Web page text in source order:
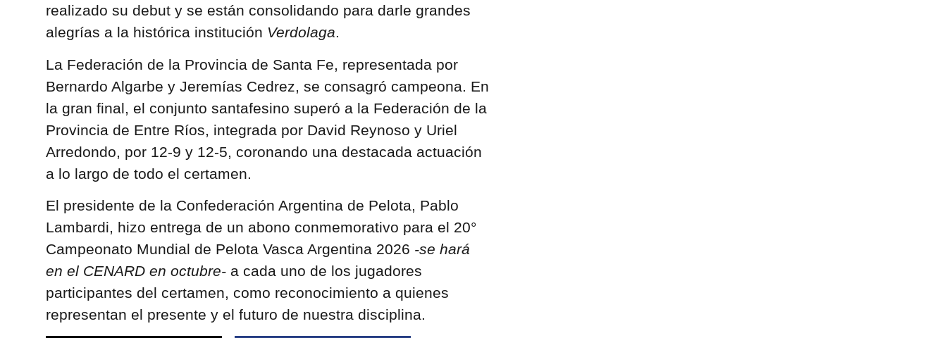
realizado su debut y se están consolidando para darle grandes
alegrías a la histórica institución Verdolaga.
La Federación de la Provincia de Santa Fe, representada por
Bernardo Algarbe y Jeremías Cedrez, se consagró campeona. En
la gran final, el conjunto santafesino superó a la Federación de la
Provincia de Entre Ríos, integrada por David Reynoso y Uriel
Arredondo, por 12-9 y 12-5, coronando una destacada actuación
a lo largo de todo el certamen.
El presidente de la Confederación Argentina de Pelota, Pablo
Lambardi, hizo entrega de un abono conmemorativo para el 20°
Campeonato Mundial de Pelota Vasca Argentina 2026 -se hará
en el CENARD en octubre- a cada uno de los jugadores
participantes del certamen, como reconocimiento a quienes
representan el presente y el futuro de nuestra disciplina.